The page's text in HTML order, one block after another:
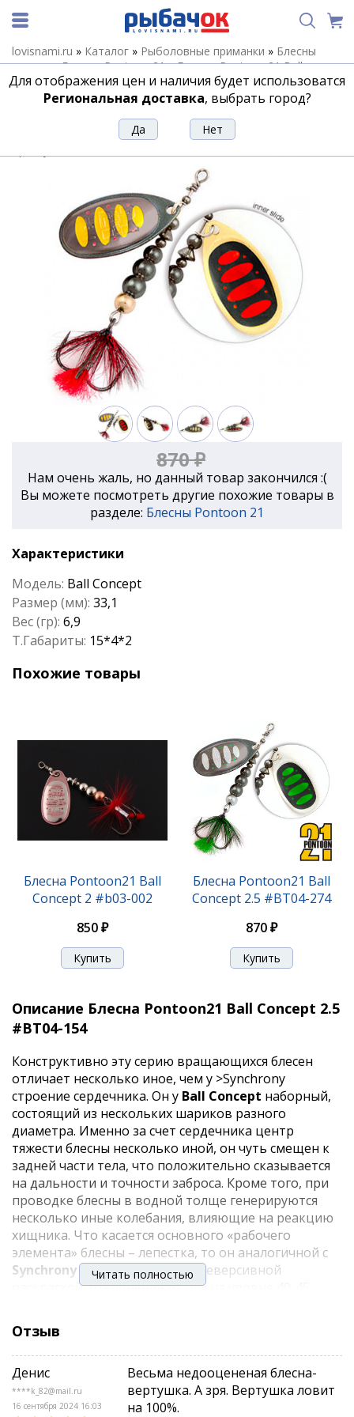
lovisnami.ru » Каталог » Рыболовные приманки » Блесны
летние»Блесны Pontoon 21»Блесны Pontoon 21 Ball
Concept»Блесна Pontoon21 Ball Concept 2.5 #BT04-154
Блесна Pontoon21 Ball Concept 2.5
870 ₽
Нам очень жаль, но данный товар закончился :(
Вы можете посмотреть другие похожие товары в
разделе: Блесны Pontoon 21
Характеристики
Модель: Ball Concept
Размер (мм): 33,1
Вес (гр): 6,9
Т.Габариты: 15*4*2
Похожие товары
Блесна Pontoon21 Ball
Concept 2 #b03-002
850 ₽
Блесна Pontoon21 Ball
Concept 2.5 #BT04-274
870 ₽
Описание Блесна Pontoon21 Ball Concept 2.5
#BT04-154
Конструктивно эту серию вращающихся блесен
отличает несколько иное, чем у >Synchrony
строение сердечника. Он у Ball Concept наборный,
состоящий из нескольких шариков разного
диаметра. Именно за счет сердечника центр
тяжести блесны несколько иной, он чуть смещен к
задней части тела, что положительно сказывается
на дальности и точности заброса. Кроме того, при
проводке блесны в водной толще генерируются
несколько иные колебания, влияющие на реакцию
хищника. Что касается основного «рабочего
элемента» блесны – лепестка, то он аналогичной с
Synchronyформы, с такой же реверсивной
раскраской, отклонение от оси на уровне 40-45
как на течении, так и в стоячей воде. Острейший
тройник оснащенный миниатюрной мушкой –
завершающий штрих к портретуBall Conceptот
Pontoon 21
В 2014 фирмаPontoon21анонсировала расширение
Читать полностью
Отзыв
Денис
****k_82@mail.ru
16 сентября 2024 16:03
Весьма недооцененая блесна-
вертушка. А зря. Вертушка ловит
на 100%.
Для отображения цен и наличия будет использоватся
Региональная доставка, выбрать город?